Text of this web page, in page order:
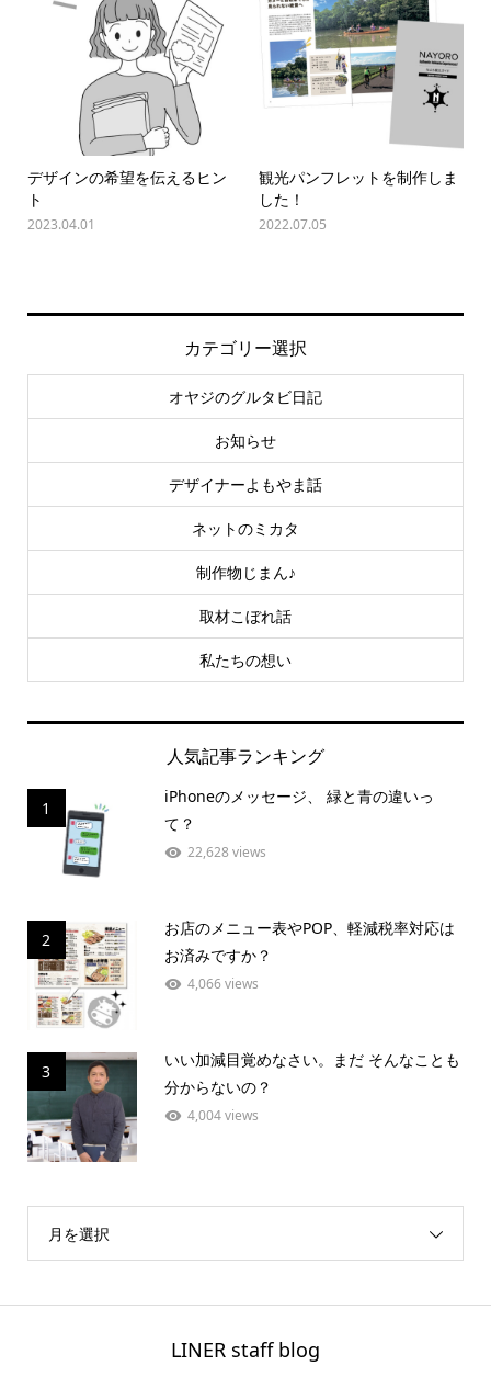
デザインの希望を伝えるヒン
ト
2023.04.01
観光パンフレットを制作しま
した！
2022.07.05
カテゴリー選択
オヤジのグルタビ日記
お知らせ
デザイナーよもやま話
ネットのミカタ
制作物じまん♪
取材こぼれ話
私たちの想い
人気記事ランキング
1
iPhoneのメッセージ、 緑と青の違いっ
て？
22,628 views
2
お店のメニュー表やPOP、軽減税率対応は
お済みですか？
4,066 views
3
いい加減目覚めなさい。まだ そんなことも
分からないの？
4,004 views
月を選択
LINER staff blog